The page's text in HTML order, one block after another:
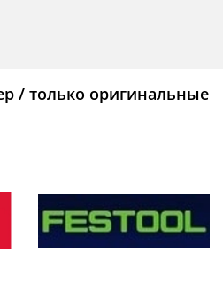
/ только оригинальные